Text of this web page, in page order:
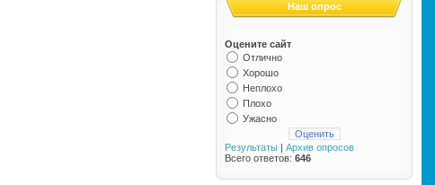
Наш опрос
Оцените сайт
Отлично
Хорошо
Неплохо
Плохо
Ужасно
Результаты | Архив опросов
Всего ответов: 646